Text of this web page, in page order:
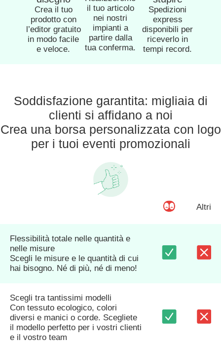
Crea il tuo
prodotto con
l’editor gratuito
in modo facile
e veloce.
il tuo articolo
nei nostri
impianti a
partire dalla
tua conferma.
Spedizioni
express
disponibili per
riceverlo in
tempi record.
Soddisfazione garantita: migliaia di
clienti si affidano a noi
Crea una borsa personalizzata con logo
per i tuoi eventi promozionali
Altri
Flessibilità totale nelle quantità e
nelle misure
Scegli le misure e le quantità di cui
hai bisogno. Né di più, né di meno!
Scegli tra tantissimi modelli
Con tessuto ecologico, colori
diversi e manici o corde. Scegliete
il modello perfetto per i vostri clienti
e il vostro team